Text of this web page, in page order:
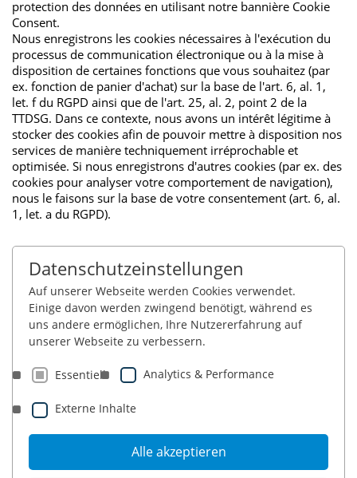
protection des données en utilisant notre bannière Cookie
Consent.
Nous enregistrons les cookies nécessaires à l'exécution du
processus de communication électronique ou à la mise à
disposition de certaines fonctions que vous souhaitez (par
ex. fonction de panier d'achat) sur la base de l'art. 6, al. 1,
let. f du RGPD ainsi que de l'art. 25, al. 2, point 2 de la
TTDSG. Dans ce contexte, nous avons un intérêt légitime à
stocker des cookies afin de pouvoir mettre à disposition nos
services de manière techniquement irréprochable et
optimisée. Si nous enregistrons d'autres cookies (par ex. des
cookies pour analyser votre comportement de navigation),
nous le faisons sur la base de votre consentement (art. 6, al.
1, let. a du RGPD).
Datenschutzeinstellungen
Auf unserer Webseite werden Cookies verwendet.
Einige davon werden zwingend benötigt, während es
uns andere ermöglichen, Ihre Nutzererfahrung auf
unserer Webseite zu verbessern.
Essentiell Analytics & Performance
Externe Inhalte
Alle akzeptieren